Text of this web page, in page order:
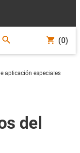
(0)
aplicación especiales
del